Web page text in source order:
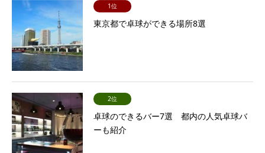
1位
東京都で卓球ができる場所8選
2位
卓球のできるバー7選 都内の人気卓球バ
ーも紹介